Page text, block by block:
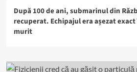
După 100 de ani, submarinul din
recuperat. Echipajul era așezat
murit